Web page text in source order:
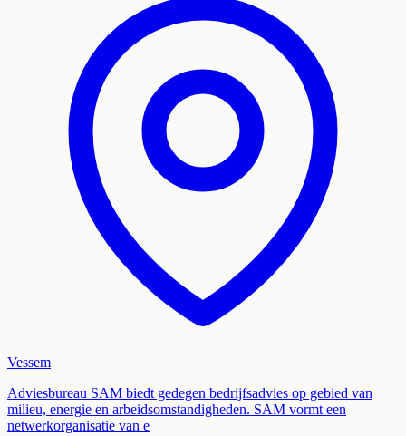
Vessem
Adviesbureau SAM biedt gedegen bedrijfsadvies op gebied van
milieu, energie en arbeidsomstandigheden. SAM vormt een
netwerkorganisatie van e